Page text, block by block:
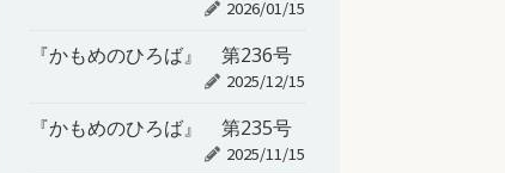
2026/01/15
『かもめのひろば』 第236号
2025/12/15
『かもめのひろば』 第235号
2025/11/15